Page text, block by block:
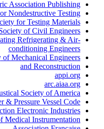
Association Publishing
Nondestructive Testing
for Testing Materials
of Civil Engineers
Refrigerating & Air-
conditioning Engineers
of Mechanical Engineers
and Reconstruction
appi.org
arc.aiaa.org
Society of America
& Pressure Vessel Code
Electronic Industries
Medical Instrumentation